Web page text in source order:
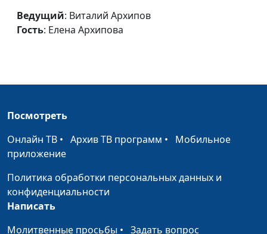
Сильные и слабые
стороны мужчин
Воспитание мальчика в
Людмила
Андряшина
Потребности в браке
Ведущий: Виталий Архипов
Гость: Елена Архипова
Посмотреть
Онлайн ТВ • Архив ТВ программ • Мобильное
приложение
Политика обработки персональных данных и
конфиденциальности
Написать
Молитвенные просьбы • Задать вопрос